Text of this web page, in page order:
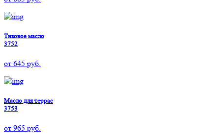
Тиковое масло
3752
от 645 руб.
Масло для террас
3753
от 965 руб.